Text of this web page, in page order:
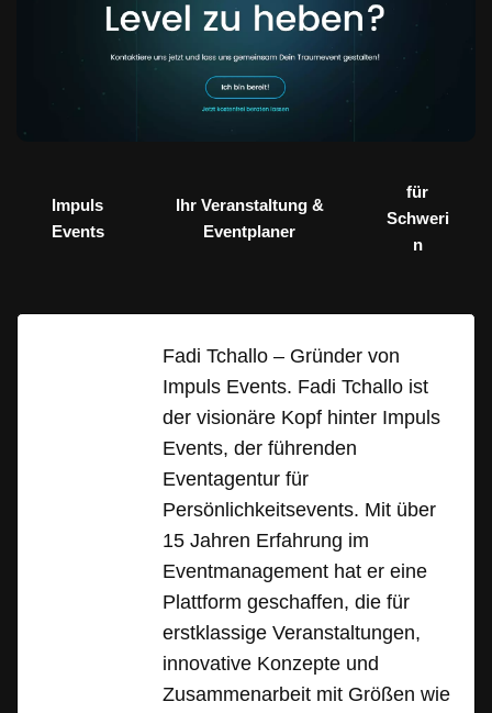
Impuls
Events
Ihr Veranstaltung &
Eventplaner
für
Schweri
n
Fadi Tchallo – Gründer von
Impuls Events. Fadi Tchallo ist
der visionäre Kopf hinter Impuls
Events, der führenden
Eventagentur für
Persönlichkeitsevents. Mit über
15 Jahren Erfahrung im
Eventmanagement hat er eine
Plattform geschaffen, die für
erstklassige Veranstaltungen,
innovative Konzepte und
Zusammenarbeit mit Größen wie